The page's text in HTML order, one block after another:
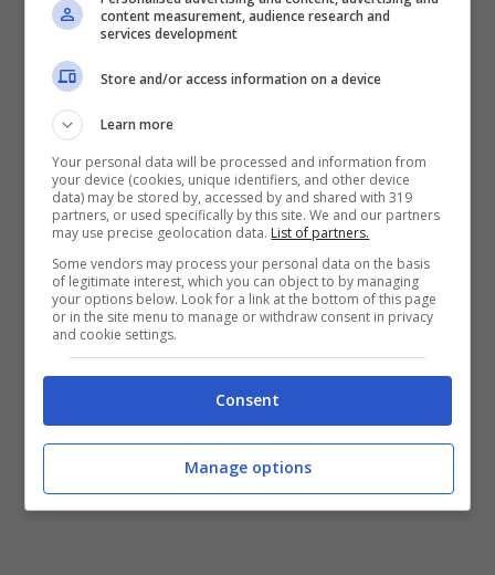
gialloblu diD’Aversavogliono tornare al
successo dopo 5 pareggi di fila. A seguire
alle ore 21 allo stadio ‘San Siro’ è il turno
del monday night con l’
Chievo. I nerazzurri diSpallettidevono
vincere per riprendersi il terzo posto in
classifica, mentre i veronesi diDi Carlo
matematicamente retrocessi in Serie B
sognano il colpaccio per congedarsi con
andranno in onda suSky Sport Serie A
content measurement, audience research and
services development
Store and/or access information on a device
Learn more
Your personal data will be processed and information from
your device (cookies, unique identifiers, and other device
data) may be stored by, accessed by and shared with 319
partners, or used specifically by this site. We and our partners
may use precise geolocation data. List of partners.
Some vendors may process your personal data on the basis
of legitimate interest, which you can object to by managing
your options below. Look for a link at the bottom of this page
or in the site menu to manage or withdraw consent in privacy
and cookie settings.
Consent
Manage options